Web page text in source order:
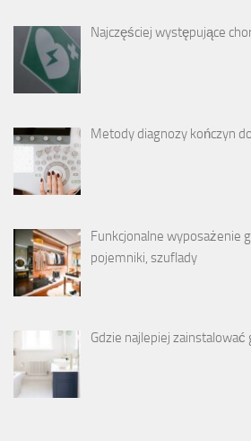
Najczęściej występujące
Metody diagnozy kończyn
Funkcjonalne wyposażenie
pojemniki, szuflady
Gdzie najlepiej zainstalować